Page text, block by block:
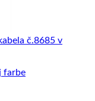
farbe